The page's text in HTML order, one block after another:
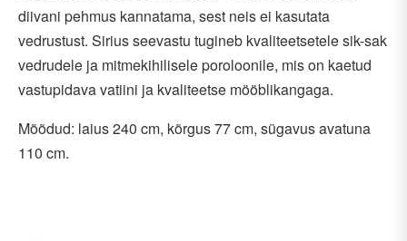
diivani pehmus kannatama, sest neis ei kasutata
vedrustust. Sirius seevastu tugineb kvaliteetsetele sik-sak
vedrudele ja mitmekihilisele poroloonile, mis on kaetud
vastupidava vatiini ja kvaliteetse mööblikangaga.
Mõõdud: laius 240 cm, kõrgus 77 cm, sügavus avatuna
110 cm.